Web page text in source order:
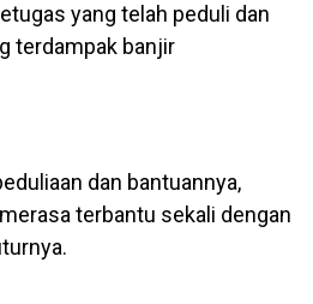
yang telah peduli dan
terdampak banjir
dan bantuannya,
terbantu sekali dengan